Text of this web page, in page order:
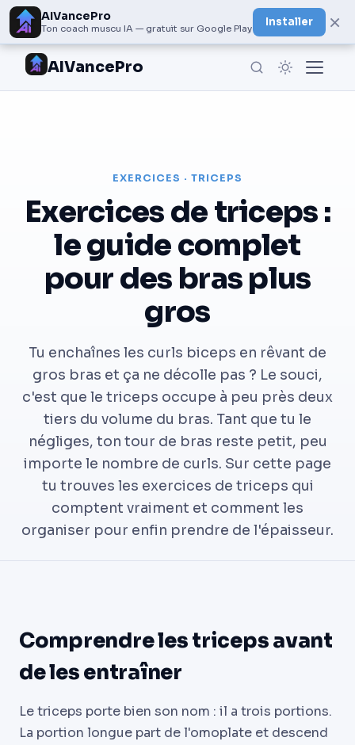
AIVancePro
Ton coach muscu IA — gratuit sur Google Play
Installer ×
AIVancePro
EXERCICES · TRICEPS
Exercices de triceps :
le guide complet
pour des bras plus
gros
Tu enchaînes les curls biceps en rêvant de
gros bras et ça ne décolle pas ? Le souci,
c'est que le triceps occupe à peu près deux
tiers du volume du bras. Tant que tu le
négliges, ton tour de bras reste petit, peu
importe le nombre de curls. Sur cette page
tu trouves les exercices de triceps qui
comptent vraiment et comment les
organiser pour enfin prendre de l'épaisseur.
Comprendre les triceps avant
de les entraîner
Le triceps porte bien son nom : il a trois portions.
La portion longue part de l'omoplate et descend